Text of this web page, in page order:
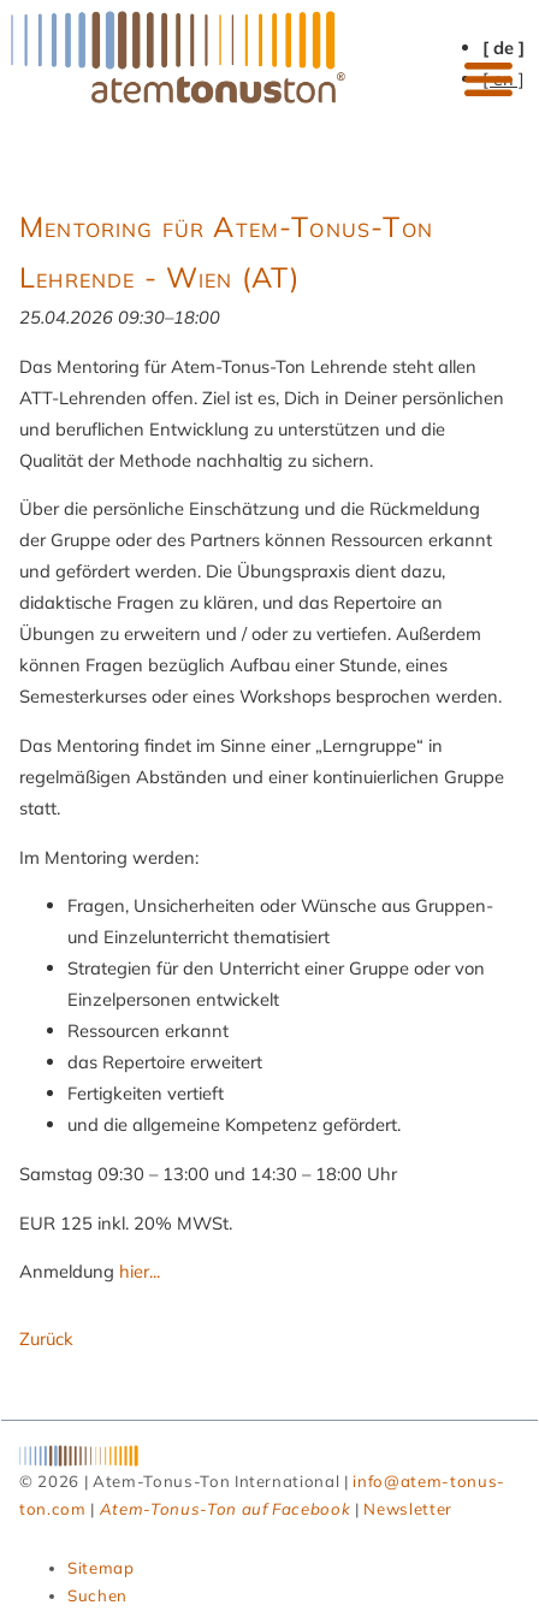
[ de ]
[ en ]
Mentoring für Atem-Tonus-Ton
Lehrende - Wien (AT)
25.04.2026 09:30–18:00
Das Mentoring für Atem-Tonus-Ton Lehrende steht allen
ATT-Lehrenden offen. Ziel ist es, Dich in Deiner persönlichen
und beruflichen Entwicklung zu unterstützen und die
Qualität der Methode nachhaltig zu sichern.
Über die persönliche Einschätzung und die Rückmeldung
der Gruppe oder des Partners können Ressourcen erkannt
und gefördert werden. Die Übungspraxis dient dazu,
didaktische Fragen zu klären, und das Repertoire an
Übungen zu erweitern und / oder zu vertiefen. Außerdem
können Fragen bezüglich Aufbau einer Stunde, eines
Semesterkurses oder eines Workshops besprochen werden.
Das Mentoring findet im Sinne einer „Lerngruppe“ in
regelmäßigen Abständen und einer kontinuierlichen Gruppe
statt.
Im Mentoring werden:
Fragen, Unsicherheiten oder Wünsche aus Gruppen-
und Einzelunterricht thematisiert
Strategien für den Unterricht einer Gruppe oder von
Einzelpersonen entwickelt
Ressourcen erkannt
das Repertoire erweitert
Fertigkeiten vertieft
und die allgemeine Kompetenz gefördert.
Samstag 09:30 – 13:00 und 14:30 – 18:00 Uhr
EUR 125 inkl. 20% MWSt.
Anmeldung hier...
Zurück
© 2026 | Atem-Tonus-Ton International | info@atem-tonus-
ton.com | Atem-Tonus-Ton auf Facebook | Newsletter
überspringen
Sitemap
Suchen